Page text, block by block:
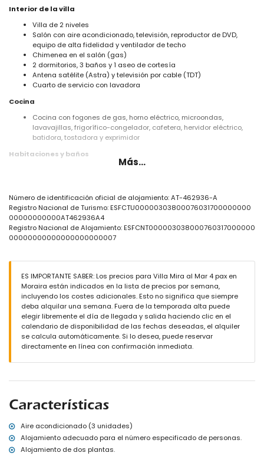
Interior de la villa
Villa de 2 niveles
Salón con aire acondicionado, televisión, reproductor de DVD,
equipo de alta fidelidad y ventilador de techo
Chimenea en el salón (gas)
2 dormitorios, 3 baños y 1 aseo de cortesía
Antena satélite (Astra) y televisión por cable (TDT)
Cuarto de servicio con lavadora
Cocina
Cocina con fogones de gas, horno eléctrico, microondas,
lavavajillas, frigorífico-congelador, cafetera, hervidor eléctrico,
batidora, tostadora y exprimidor
Habitaciones y baños
2 baños cada uno con lavabo individual, ducha y WC
Exterior de la villa
Parcela cerrada
Piscina privada en forma de riñón de 7m x 4m
2 terrazas, de las cuales 1 está cubierta
Barbacoa
Zona de estar exterior y zona de comedor exterior
3 plazas de aparcamiento privadas
Más información
Pueblo más cercano a 2 kilómetros de la villa
Ribera o costa más cercana a 2 kilómetros de la villa
Playa más cercana: El Portet (a 1.000 metros de la villa)
Aeropuerto más cercano: Alicante El Altet (a 100 kilómetros de la
Transporte público cercano: autobús a 2 kilómetros y tren a 4
Se admiten mascotas
El alojamiento es muy adecuado para familias con niños
Instalaciones y servicios incluidos en el precio del alquiler de la
Más...
Número de identificación oficial de alojamiento: AT-462936-A
Registro Nacional de Turismo: ESFCTU00000303800076031700000000
00000000000AT462936A4
Registro Nacional de Alojamiento: ESFCNT000003038000760317000000
00000000000000000000007
ES IMPORTANTE SABER: Los precios para Villa Mira al Mar 4 pax en
Moraira están indicados en la lista de precios por semana,
incluyendo los costes adicionales. Esto no significa que siempre
deba alquilar una semana. Fuera de la temporada alta puede
elegir libremente el día de llegada y salida haciendo clic en el
calendario de disponibilidad de las fechas deseadas, el alquiler
se calcula automáticamente. Si lo desea, puede reservar
directamente en línea con confirmación inmediata.
Características
Aire acondicionado (3 unidades)
Alojamiento adecuado para el número especificado de personas.
Alojamiento de dos plantas.